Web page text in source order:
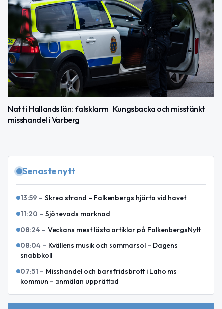
Natt i Hallands län: falsklarm i Kungsbacka och misstänkt
misshandel i Varberg
Senaste nytt
13:59 – Skrea strand – Falkenbergs hjärta vid havet
11:20 – Sjönevads marknad
08:24 – Veckans mest lästa artiklar på FalkenbergsNytt
08:04 – Kvällens musik och sommarsol – Dagens
snabbkoll
07:51 – Misshandel och barnfridsbrott i Laholms
kommun – anmälan upprättad